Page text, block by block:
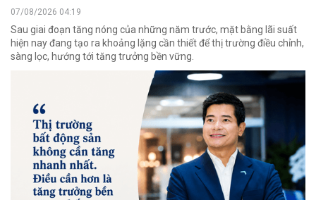
07/08/2026 04:19
Sau giai đoạn tăng nóng của những năm trước, mặt bằng lãi suất
hiện nay đang tạo ra khoảng lặng cần thiết để thị trường điều chỉnh,
sàng lọc, hướng tới tăng trưởng bền vững.